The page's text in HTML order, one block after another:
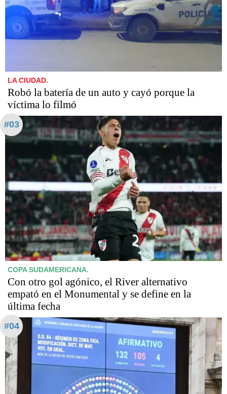
LA CIUDAD.
Robó la batería de un auto y cayó porque la
víctima lo filmó
#03
COPA SUDAMERICANA.
Con otro gol agónico, el River alternativo
empató en el Monumental y se define en la
última fecha
#04